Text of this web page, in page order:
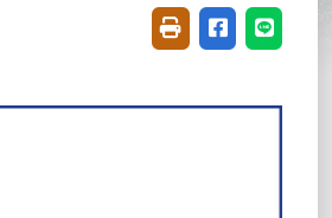
友善列印(開新視窗)
分享至臉書(
分享至